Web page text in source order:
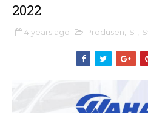
2022
4 years ago Produsen S1